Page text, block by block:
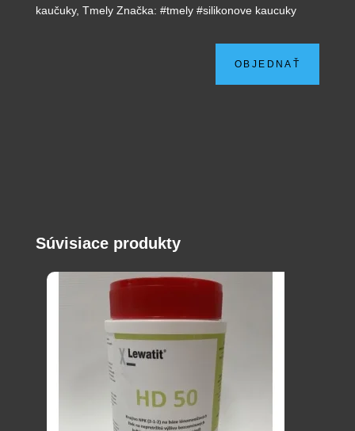
kaučuky, Tmely Značka: #tmely #silikonove kaucuky
OBJEDNAŤ
Súvisiace produkty